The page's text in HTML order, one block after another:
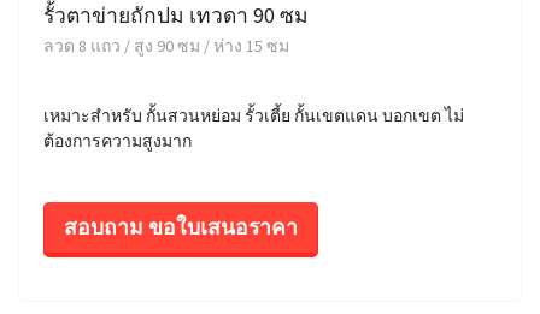
รั้วตาข่ายถักปม เทวดา 90 ซม
ลวด 8 แถว / สูง 90 ซม / ห่าง 15 ซม
เหมาะสำหรับ กั้นสวนหย่อม รั้วเตี้ย กั้นเขตแดน บอกเขต ไม่
ต้องการความสูงมาก
สอบถาม ขอใบเสนอราคา